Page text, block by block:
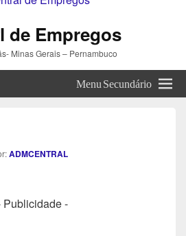
de Empregos
Minas Gerais – Pernambuco
Menu Secundário
ADMCENTRAL
Publicidade -